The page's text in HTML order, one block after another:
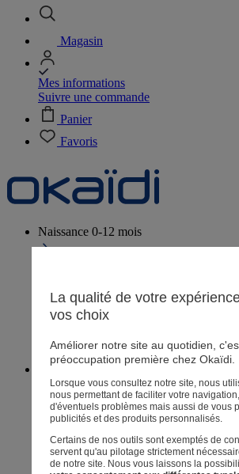
Magasin
Mes informations
Suivre une commande
Panier
Favoris
Naissance 0-12 mois
Magasins
Livraison
Retour
Bébé fille
3 mois - 5 ans
Magasins
Aide et contact
La qualité de votre
vos choix
Améliorer notre site au quotidien,
préoccupation première chez Okaïdi.
Lorsque vous consultez notre site, nous
nous permettant de faciliter votre
d'éventuels problèmes mais aussi de vous
publicités et des produits personnalisés.
Certains de nos outils sont exemptés de
servent qu'au pilotage strictement
de notre site. Nous vous laissons la